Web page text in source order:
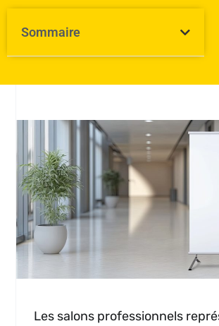
Sommaire
Les salons professionnels